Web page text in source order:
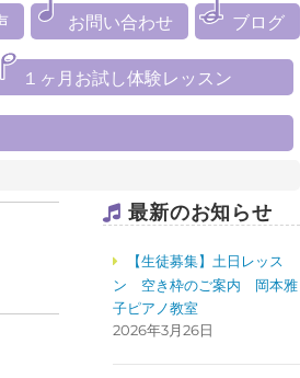
お問い合わせ ブログ
１ヶ月お試し体験レッスン
最新のお知らせ
【生徒募集】土日レッス
ン 空き枠のご案内 岡本雅
子ピアノ教室
2026年3月26日